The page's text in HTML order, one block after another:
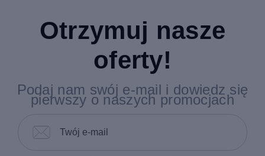
Otrzymuj nasze
oferty!
Podaj nam swój e-mail i dowiedz się
pierwszy o naszych promocjach